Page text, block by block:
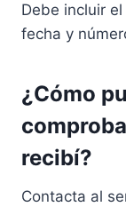
Debe incluir
fecha y
¿Cómo
recibí?
Contacta al